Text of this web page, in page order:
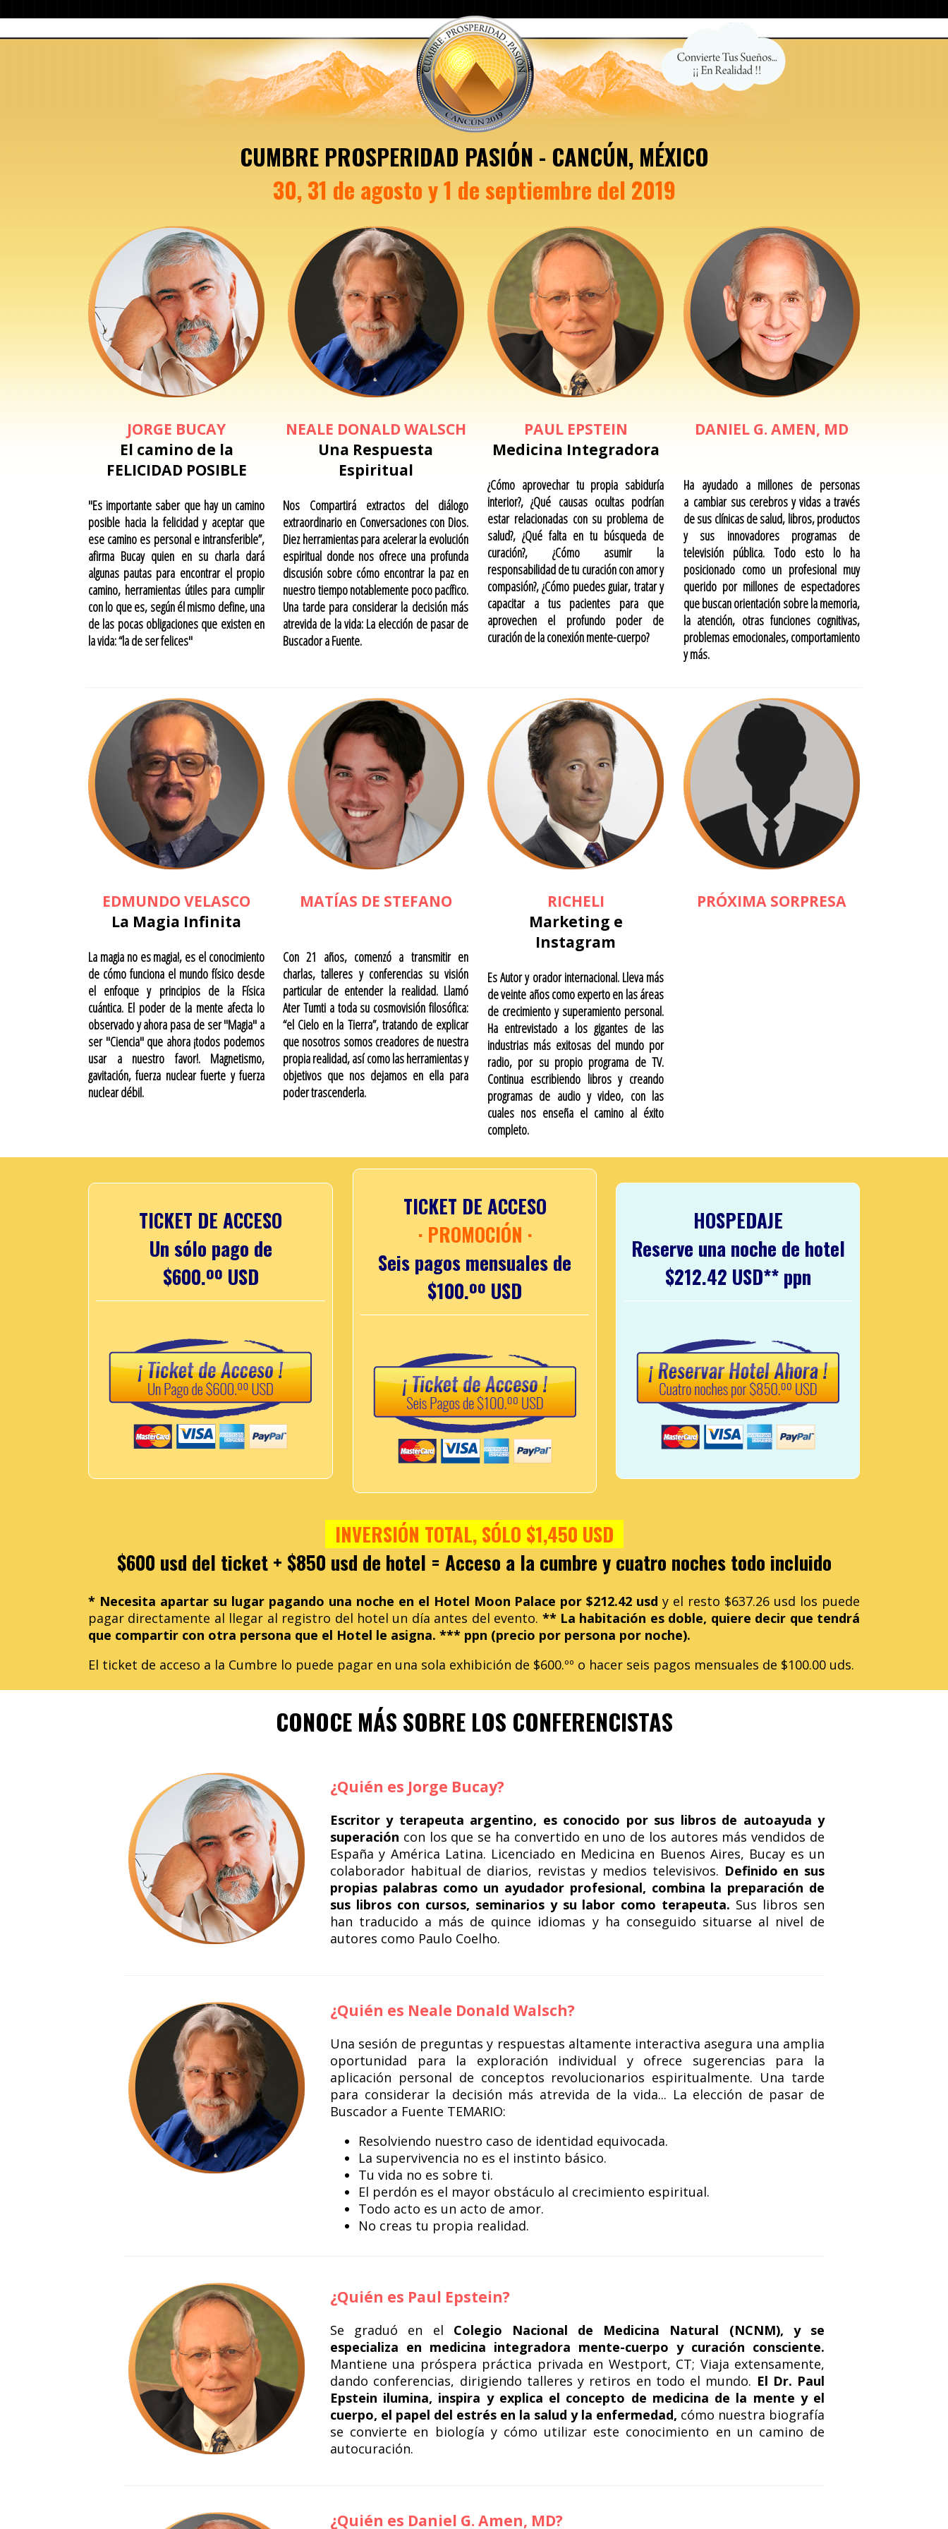
CUMBRE PROSPERIDAD PASIÓN - CANCÚN, MÉXICO
30, 31 de agosto y 1 de septiembre del 2019
JORGE BUCAY
El camino de la
FELICIDAD POSIBLE
"Es importante saber que hay un camino
posible hacia la felicidad y aceptar que
ese camino es personal e intransferible”,
afirma Bucay quien en su charla dará
algunas pautas para encontrar el propio
camino, herramientas útiles para cumplir
con lo que es, según él mismo define, una
de las pocas obligaciones que existen en
la vida: “la de ser felices"
NEALE DONALD WALSCH
Una Respuesta
Espiritual
Nos Compartirá extractos del diálogo
extraordinario en Conversaciones con Dios.
Diez herramientas para acelerar la evolución
espiritual donde nos ofrece una profunda
discusión sobre cómo encontrar la paz en
nuestro tiempo notablemente poco pacífico.
Una tarde para considerar la decisión más
atrevida de la vida: La elección de pasar de
Buscador a Fuente.
PAUL EPSTEIN
Medicina Integradora
¿Cómo aprovechar tu propia sabiduría
interior?, ¿Qué causas ocultas podrían
estar relacionadas con su problema de
salud?, ¿Qué falta en tu búsqueda de
curación?, ¿Cómo asumir la
responsabilidad de tu curación con amor y
compasión?, ¿Cómo puedes guiar, tratar y
capacitar a tus pacientes para que
aprovechen el profundo poder de
curación de la conexión mente-cuerpo?
DANIEL G. AMEN, MD
Ha ayudado a millones de personas
a cambiar sus cerebros y vidas a través
de sus clínicas de salud, libros, productos
y sus innovadores programas de
televisión pública. Todo esto lo ha
posicionado como un profesional muy
querido por millones de espectadores
que buscan orientación sobre la memoria,
la atención, otras funciones cognitivas,
problemas emocionales, comportamiento
y más.
EDMUNDO VELASCO
La Magia Infinita
La magia no es magia!, es el conocimiento
de cómo funciona el mundo físico desde
el enfoque y principios de la Física
cuántica. El poder de la mente afecta lo
observado y ahora pasa de ser "Magia" a
ser "Ciencia" que ahora ¡todos podemos
usar a nuestro favor!. Magnetismo,
gavitación, fuerza nuclear fuerte y fuerza
nuclear débil.
MATÍAS DE STEFANO
Con 21 años, comenzó a transmitir en
charlas, talleres y conferencias su visión
particular de entender la realidad. Llamó
Ater Tumti a toda su cosmovisión filosófica:
“el Cielo en la Tierra”, tratando de explicar
que nosotros somos creadores de nuestra
propia realidad, así como las herramientas y
objetivos que nos dejamos en ella para
poder trascenderla.
RICHELI
Marketing e
Instagram
Es Autor y orador internacional. Lleva más
de veinte años como experto en las áreas
de crecimiento y superamiento personal.
Ha entrevistado a los gigantes de las
industrias más exitosas del mundo por
radio, por su propio programa de TV.
Continua escribiendo libros y creando
programas de audio y video, con las
cuales nos enseña el camino al éxito
completo.
PRÓXIMA SORPRESA
TICKET DE ACCESO
Un sólo pago de
$600.ºº USD
TICKET DE ACCESO
· PROMOCIÓN ·
Seis pagos mensuales de
$100.ºº USD
HOSPEDAJE
Reserve una noche de hotel
$212.42 USD** ppn
INVERSIÓN TOTAL, SÓLO $1,450 USD
$600 usd del ticket + $850 usd de hotel = Acceso a la cumbre y cuatro noches todo incluido
* Necesita apartar su lugar pagando una noche en el Hotel Moon Palace por $212.42 usd y el resto $637.26 usd los puede
pagar directamente al llegar al registro del hotel un día antes del evento. ** La habitación es doble, quiere decir que tendrá
que compartir con otra persona que el Hotel le asigna. *** ppn (precio por persona por noche).
El ticket de acceso a la Cumbre lo puede pagar en una sola exhibición de $600.ºº o hacer seis pagos mensuales de $100.00 uds.
CONOCE MÁS SOBRE LOS CONFERENCISTAS
¿Quién es Jorge Bucay?
Escritor y terapeuta argentino, es conocido por sus libros de autoayuda y
superación con los que se ha convertido en uno de los autores más vendidos de
España y América Latina. Licenciado en Medicina en Buenos Aires, Bucay es un
colaborador habitual de diarios, revistas y medios televisivos. Definido en sus
propias palabras como un ayudador profesional, combina la preparación de
sus libros con cursos, seminarios y su labor como terapeuta. Sus libros sen
han traducido a más de quince idiomas y ha conseguido situarse al nivel de
autores como Paulo Coelho.
¿Quién es Neale Donald Walsch?
Una sesión de preguntas y respuestas altamente interactiva asegura una amplia
oportunidad para la exploración individual y ofrece sugerencias para la
aplicación personal de conceptos revolucionarios espiritualmente. Una tarde
para considerar la decisión más atrevida de la vida... La elección de pasar de
Buscador a Fuente TEMARIO:
Resolviendo nuestro caso de identidad equivocada.
La supervivencia no es el instinto básico.
Tu vida no es sobre ti.
El perdón es el mayor obstáculo al crecimiento espiritual.
Todo acto es un acto de amor.
No creas tu propia realidad.
¿Quién es Paul Epstein?
Se graduó en el Colegio Nacional de Medicina Natural (NCNM), y se
especializa en medicina integradora mente-cuerpo y curación consciente.
Mantiene una próspera práctica privada en Westport, CT; Viaja extensamente,
dando conferencias, dirigiendo talleres y retiros en todo el mundo. El Dr. Paul
Epstein ilumina, inspira y explica el concepto de medicina de la mente y el
cuerpo, el papel del estrés en la salud y la enfermedad, cómo nuestra biografía
se convierte en biología y cómo utilizar este conocimiento en un camino de
autocuración.
¿Quién es Daniel G. Amen, MD?